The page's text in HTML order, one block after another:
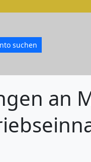
an